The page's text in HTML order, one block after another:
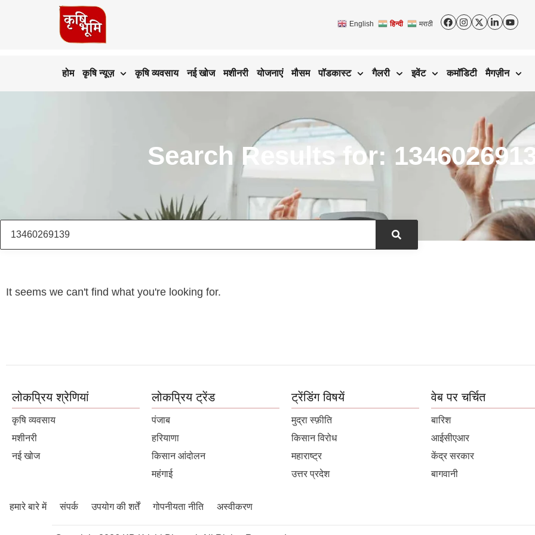
English हिन्दी मराठी
होम कृषि न्यूज़ कृषि व्यवसाय नई खोज मशीनरी योजनाएं मौसम पॉडकास्ट गैलरी इवेंट कमॉडिटी मैगज़ीन
Search Results for:
It seems we can't find what you're looking for.
लोकप्रिय श्रेणियां
कृषि व्यवसाय
मशीनरी
नई खोज
लोकप्रिय ट्रेंड
पंजाब
हरियाणा
किसान आंदोलन
महंगाई
ट्रेंडिंग विषयें
मुद्रा स्फ़ीति
किसान विरोध
महाराष्ट्र
उत्तर प्रदेश
वेब पर चर्चित
बारिश
आईसीएआर
केंद्र सरकार
बागवानी
हमारे बारे में संपर्क उपयोग की शर्तें गोपनीयता नीति अस्वीकरण